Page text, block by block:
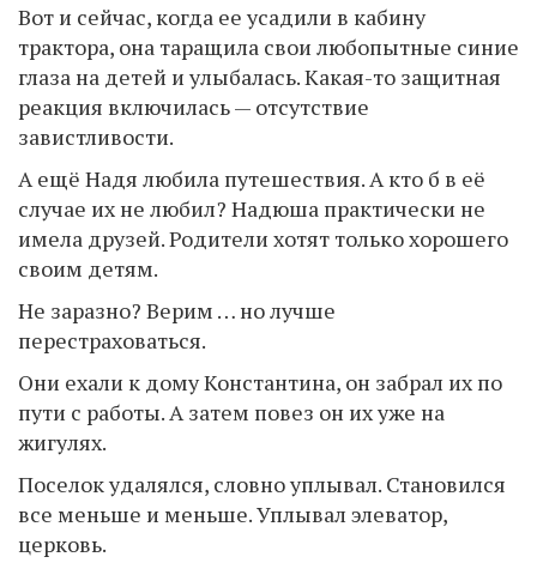
Вот и сейчас, когда ее усадили в кабину
трактора, она таращила свои любопытные синие
глаза на детей и улыбалась. Какая-то защитная
реакция включилась — отсутствие
завистливости.
А ещё Надя любила путешествия. А кто б в её
случае их не любил? Надюша практически не
имела друзей. Родители хотят только хорошего
своим детям.
Не заразно? Верим … но лучше
перестраховаться.
Они ехали к дому Константина, он забрал их по
пути с работы. А затем повез он их уже на
жигулях.
Поселок удалялся, словно уплывал. Становился
все меньше и меньше. Уплывал элеватор,
церковь.